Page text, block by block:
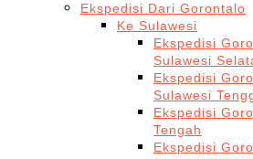
Ekspedisi Dari Gorontalo
Ke Sulawesi
Ekspedisi
Sulawesi
Ekspedisi
Sulawesi
Ekspedisi
Tengah
Ekspedisi